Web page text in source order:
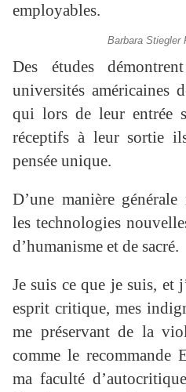
employables.
Barbara Stiegler
Des études
universités américaines
qui lors de leur entrée
réceptifs à leur sortie
pensée unique.
D’une manière
les technologies
d’humanisme et de sacré.
Je suis ce que je suis, et
esprit critique, mes
me préservant de la
comme le recommande
ma faculté